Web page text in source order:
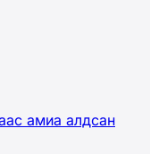
амиа алдсан